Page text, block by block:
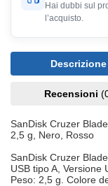
Hai dubbi sul
l’acquisto.
Descrizione
Recensioni
SanDisk Cruzer
2,5 g, Nero, Rosso
SanDisk Cruzer
USB tipo A, Versione
Peso: 2,5 g. Colore